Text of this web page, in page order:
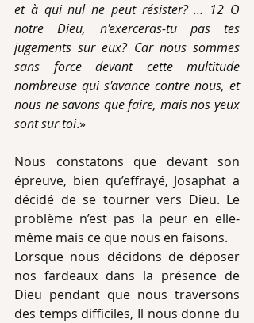
et à qui nul ne peut résister? … 12 O
notre Dieu, n'exerceras-tu pas tes
jugements sur eux? Car nous sommes
sans force devant cette multitude
nombreuse qui s'avance contre nous, et
nous ne savons que faire, mais nos yeux
sont sur toi.»
Nous constatons que devant son
épreuve, bien qu’effrayé, Josaphat a
décidé de se tourner vers Dieu. Le
problème n’est pas la peur en elle-
même mais ce que nous en faisons.
Lorsque nous décidons de déposer
nos fardeaux dans la présence de
Dieu pendant que nous traversons
des temps difficiles, Il nous donne du